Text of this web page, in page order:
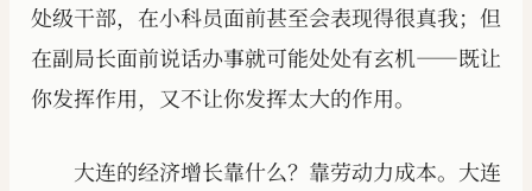
处级干部，在小科员面前甚至会表现得很真我；但
在副局长面前说话办事就可能处处有玄机——既让
你发挥作用，又不让你发挥太大的作用。
大连的经济增长靠什么？靠劳动力成本。大连